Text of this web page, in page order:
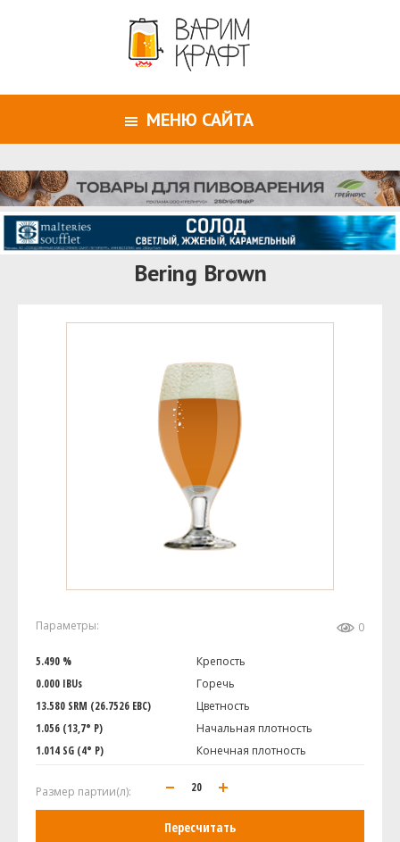
МЕНЮ САЙТА
Bering Brown
Параметры: 0
5.490 %
Крепость
0.000 IBUs
Горечь
13.580 SRM (26.7526 EBC)
Цветность
1.056 (13,7° P)
Начальная плотность
1.014 SG (4° P)
Конечная плотность
Размер партии(л):
Пересчитать